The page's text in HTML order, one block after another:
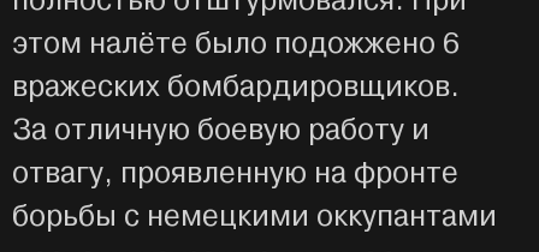
этом налёте было подожжено 6
вражеских бомбардировщиков.
За отличную боевую работу и
отвагу, проявленную на фронте
борьбы с немецкими оккупантами